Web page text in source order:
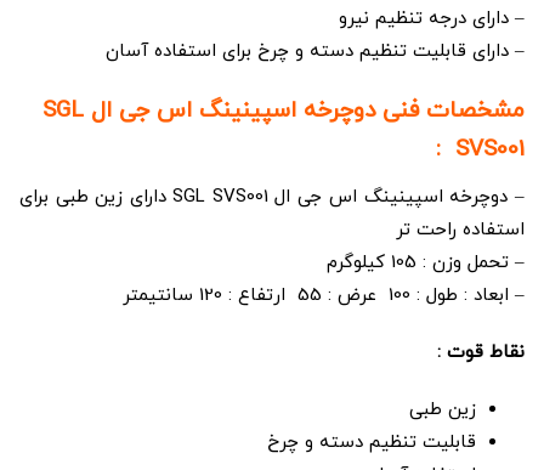
– دارای درجه تنظیم نیرو
– دارای قابلیت تنظیم دسته و چرخ برای استفاده آسان
مشخصات فنی دوچرخه اسپینینگ اس جی ال SGL
SVS001 :
– دوچرخه اسپینینگ اس جی ال SGL SVS001 دارای زین طبی برای
استفاده راحت تر
– تحمل وزن : 105 کیلوگرم
– ابعاد : طول : 100 عرض : 55 ارتفاع : 120 سانتیمتر
نقاط قوت :
زین طبی
قابلیت تنظیم دسته و چرخ